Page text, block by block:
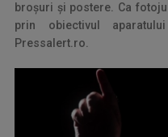
broșuri și postere. Ca
prin obiectivul
Pressalert.ro.